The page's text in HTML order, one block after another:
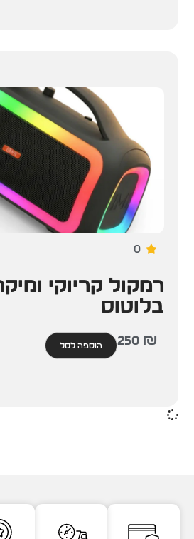
0
רמקול קריוקי
בלוטוס
250 ₪ הוספה לסל